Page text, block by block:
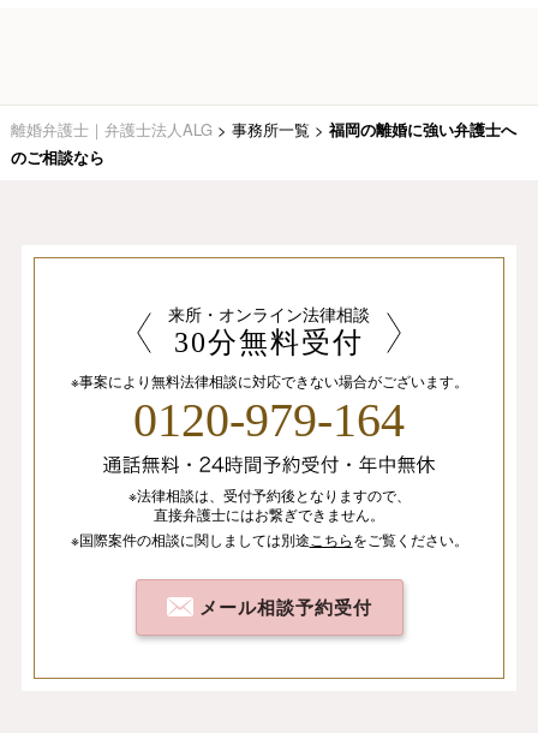
離婚弁護士｜弁護士法人ALG > 事務所一覧 > 福岡の離婚に強い弁護士へ
のご相談なら
来所・オンライン法律相談
30分無料受付
※事案により無料法律相談に対応できない場合がございます。
0120-979-164
※法律相談は、 受付予約後となりますので、
直接弁護士にはお繋ぎできません。
※国際案件の相談に関しましては別途 こちらをご覧ください。
メール相談予約受付